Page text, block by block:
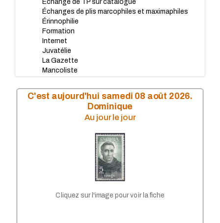
Echange de TP sur catalogue
Échanges de plis marcophiles et maximaphiles
Érinnophilie
Formation
Internet
Juvatélie
La Gazette
Mancoliste
Nouveautés
Nouveautés Marcophilie
Plaques de Muselet
Souscriptions
C'est aujourd'hui samedi 08 août 2026.
Dominique
Au jour le jour
Cliquez sur l'image pour voir la fiche